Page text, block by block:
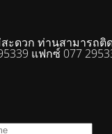
ะดวก ท่านสามารถติ
แฟกซ์ 077